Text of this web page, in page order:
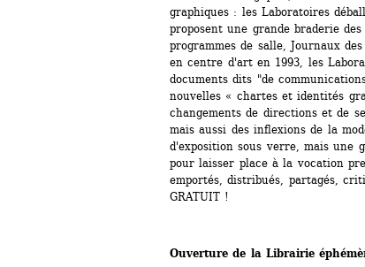
graphiques : les Laboratoires
proposent une grande braderie
programmes de salle, Journaux
en centre d'art en 1993, les
documents dits "de
nouvelles « chartes et identités
changements de directions et de
mais aussi des inflexions de la
d'exposition sous verre, mais une
pour laisser place à la vocation
emportés, distribués, partagés,
GRATUIT !
Ouverture de la Librairie